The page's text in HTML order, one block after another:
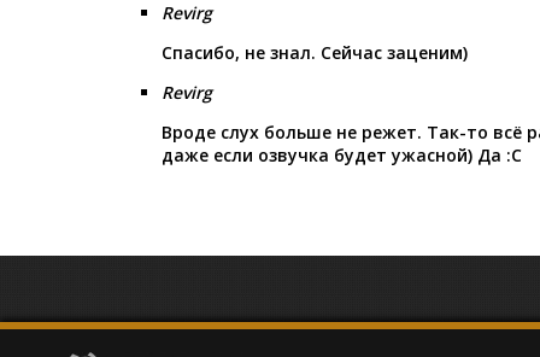
Revirg
Спасибо, не знал. Сейчас заценим)
Revirg
Вроде слух больше не режет. Так-то всё
даже если озвучка будет ужасной) Да :С